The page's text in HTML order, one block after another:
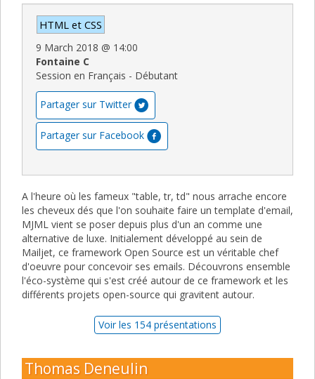
HTML et CSS
9 March 2018 @ 14:00
Fontaine C
Session en Français - Débutant
Partager sur Twitter
Partager sur Facebook
A l'heure où les fameux "table, tr, td" nous arrache encore
les cheveux dés que l'on souhaite faire un template d'email,
MJML vient se poser depuis plus d'un an comme une
alternative de luxe. Initialement développé au sein de
Mailjet, ce framework Open Source est un véritable chef
d'oeuvre pour concevoir ses emails. Découvrons ensemble
l'éco-système qui s'est créé autour de ce framework et les
différents projets open-source qui gravitent autour.
Voir les 154 présentations
Thomas Deneulin